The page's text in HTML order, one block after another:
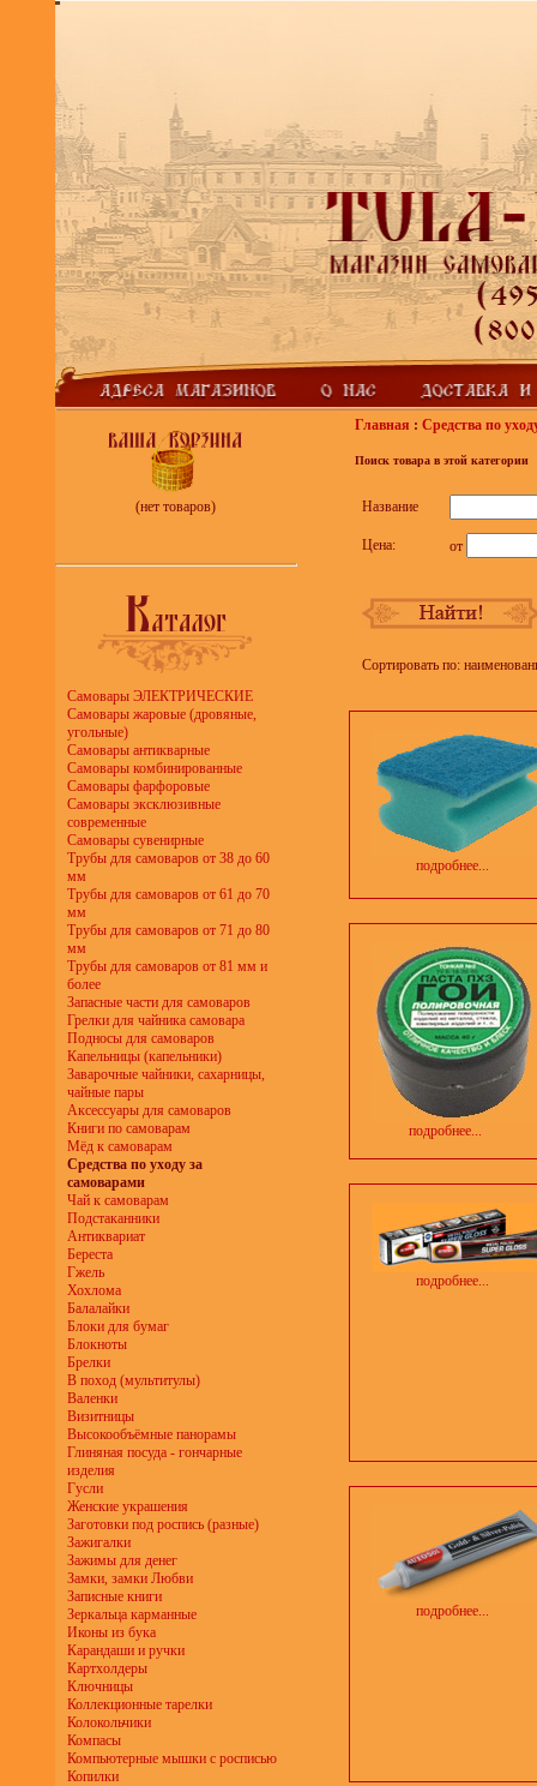
(нет товаров)
Самовары ЭЛЕКТРИЧЕСКИЕ
Самовары жаровые (дровяные,
угольные)
Самовары антикварные
Самовары комбинированные
Самовары фарфоровые
Самовары эксклюзивные
современные
Самовары сувенирные
Трубы для самоваров от 38 до 60
мм
Трубы для самоваров от 61 до 70
мм
Трубы для самоваров от 71 до 80
мм
Трубы для самоваров от 81 мм и
более
Запасные части для самоваров
Грелки для чайника самовара
Подносы для самоваров
Капельницы (капельники)
Заварочные чайники, сахарницы,
чайные пары
Аксессуары для самоваров
Книги по самоварам
Мёд к самоварам
Средства по уходу за
самоварами
Чай к самоварам
Подстаканники
Антиквариат
Береста
Гжель
Хохлома
Балалайки
Блоки для бумаг
Блокноты
Брелки
В поход (мультитулы)
Валенки
Визитницы
Высокообъёмные панорамы
Глиняная посуда - гончарные
изделия
Гусли
Женские украшения
Заготовки под роспись (разные)
Зажигалки
Зажимы для денег
Замки, замки Любви
Записные книги
Зеркальца карманные
Иконы из бука
Карандаши и ручки
Картхолдеры
Ключницы
Коллекционные тарелки
Колокольчики
Компасы
Компьютерные мышки с росписью
Копилки
Главная : Средства по
Поиск товара в этой категории
Название
Цена: от
Сортировать по:
подробнее...
подробнее...
подробнее...
подробнее...